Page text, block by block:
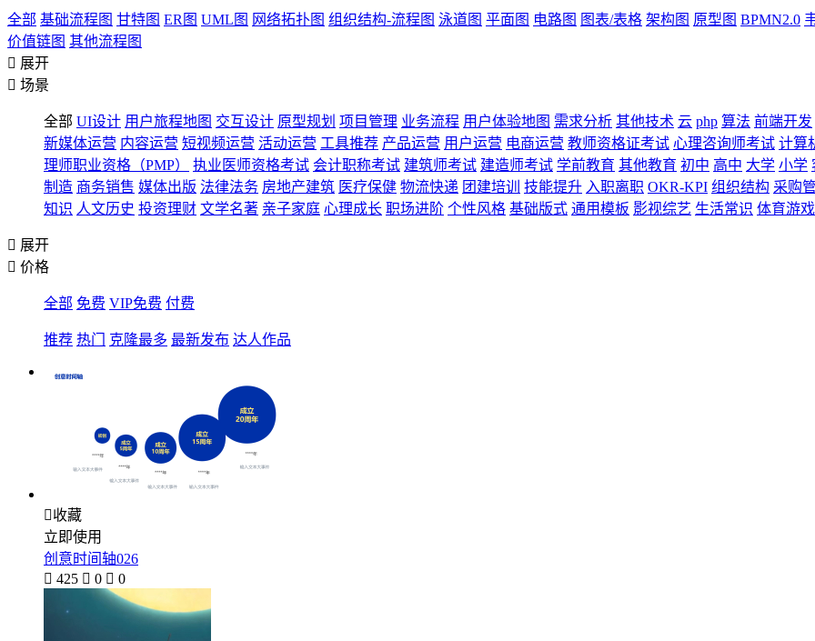
全部 基础流程图 甘特图 ER图 UML图 网络拓扑图 组织结构-流程图 泳道图 平面图 电路图 图表/表格 架构图 原型图 BPMN2.0
价值链图 其他流程图
 展开
 场景
全部 UI设计 用户旅程地图 交互设计 原型规划 项目管理 业务流程 用户体验地图 需求分析 其他技术 云 php 算法 前端开发
新媒体运营 内容运营 短视频运营 活动运营 工具推荐 产品运营 用户运营 电商运营 教师资格证考试 心理咨询师考试 计算
理师职业资格（PMP）
执业医师资格考试 会计职称考试 建筑师考试 建造师考试 学前教育 其他教育 初中 高中 大学 小学
制造 商务销售 媒体出版 法律法务 房地产建筑 医疗保健 物流快递 团建培训 技能提升 入职离职 OKR-KPI 组织结构 采购
知识 人文历史 投资理财 文学名著 亲子家庭 心理成长 职场进阶 个性风格 基础版式 通用模板 影视综艺 生活常识 体育游戏
 展开
 价格
全部 免费 VIP免费 付费
推荐 热门 克隆最多 最新发布 达人作品
收藏
立即使用
创意时间轴026
 425  0  0